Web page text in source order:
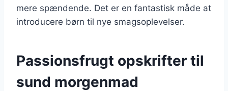
mere spændende. Det er en fantastisk måde at
introducere børn til nye smagsoplevelser.
Passionsfrugt opskrifter til
sund morgenmad